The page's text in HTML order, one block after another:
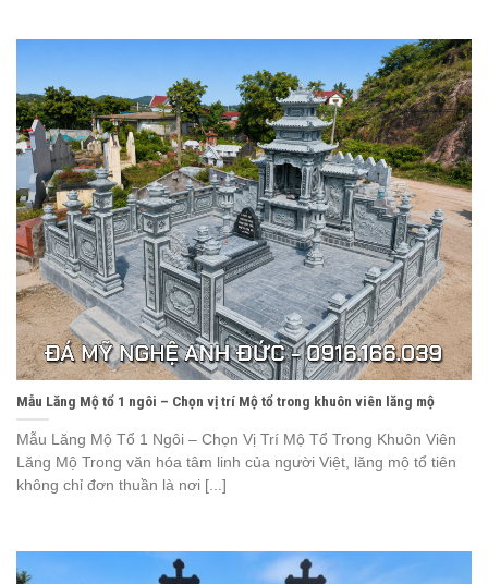
Mẫu Lăng Mộ tổ 1 ngôi – Chọn vị trí Mộ tổ trong khuôn viên lăng mộ
Mẫu Lăng Mộ Tổ 1 Ngôi – Chọn Vị Trí Mộ Tổ Trong Khuôn Viên
Lăng Mộ Trong văn hóa tâm linh của người Việt, lăng mộ tổ tiên
không chỉ đơn thuần là nơi [...]